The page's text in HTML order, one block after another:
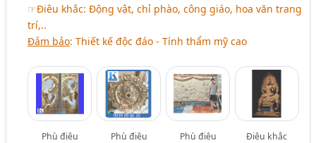
☞Điêu khắc: Động vật, chỉ phào, công giáo, hoa văn trang
trí,..
Đảm bảo: Thiết kế độc đáo - Tính thẩm mỹ cao
Phù điêu Phù điêu Phù điêu Điêu khắc